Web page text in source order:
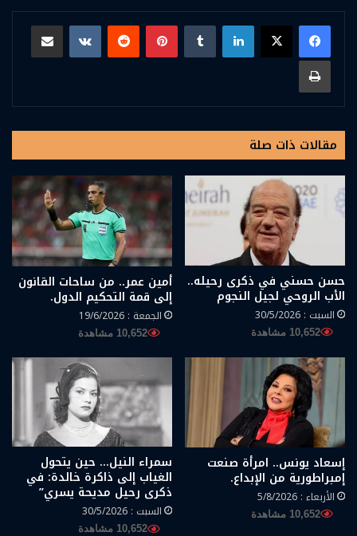
لينكدإن بينتيريست
مشاركة عبر البريد
طباعة
مقالات ذات صلة
حسن حسني في ذكرى رحيله..
الأب الروحي لجيل النجوم
السبت : 30/5/2026
10,652 مشاهدة
أمين عمر.. من ساحات القانون
إلى قمة التحكيم الدول.
الجمعة : 19/6/2026
10,652 مشاهدة
إسعاد يونس.. امرأة صنعت
إمبراطورية من الإبداع.
الأربعاء : 5/8/2026
10,652 مشاهدة
سمراء النيل… حين يتحول
الغياب إلى ذاكرة خالدة: في
ذكرى رحيل مديحة يسري”
السبت : 30/5/2026
10,652 مشاهدة